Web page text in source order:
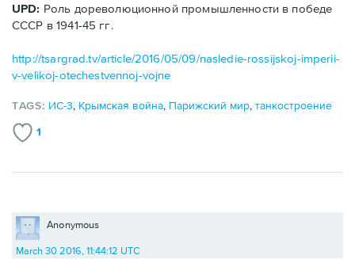
UPD: Роль дореволюционной промышленности в победе
СССР в 1941-45 гг.
http://tsargrad.tv/article/2016/05/09/nasledie-rossijskoj-imperii-
v-velikoj-otechestvennoj-vojne
TAGS: ИС-3, Крымская война, Парижский мир,танкостроение
1
Anonymous
March 30 2016, 11:44:12 UTC